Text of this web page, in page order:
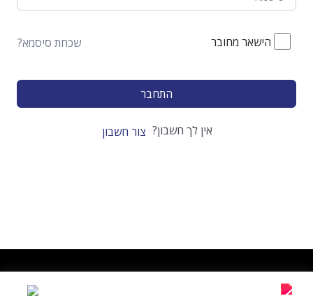
הישאר מחובר שכחת סיסמא?
התחבר
אין לך חשבון? צור חשבון
בטראלייף נוסד בשנת 2016 כל הזכויות שמורות תקנון האתר